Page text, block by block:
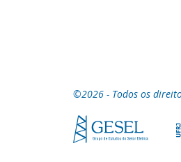
©2026 - Todos os